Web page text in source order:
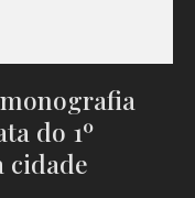
do 1º
cidade